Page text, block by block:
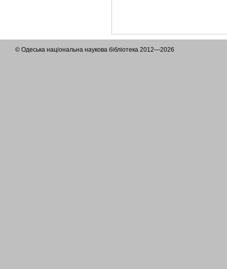
© Одеська національна наукова бібліотека 2012—2026